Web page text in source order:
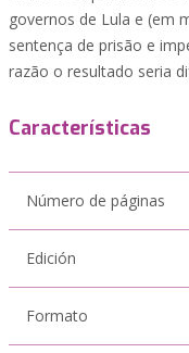
governos de Lula e (em
sentença de prisão e
razão o resultado seria
Características
Número de páginas
Edición
Formato